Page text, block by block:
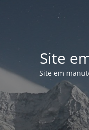
Site
Site em